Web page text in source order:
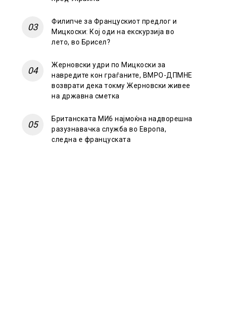
Филипче за Францускиот предлог и
Мицкоски: Кој оди на екскурзија во
лето, во Брисел?
Жерновски удри по Мицкоски за
навредите кон граѓаните, ВМРО-ДПМНЕ
возврати дека токму Жерновски живее
на државна сметка
Британската МИ6 најмоќна надворешна
разузнавачка служба во Европа,
следна е француската